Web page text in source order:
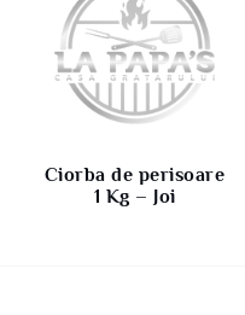
Ciorba de perisoare
1 Kg – Joi